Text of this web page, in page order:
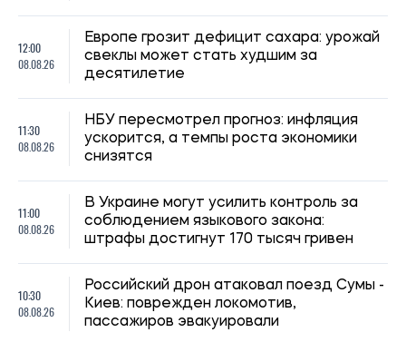
12:00
08.08.26
Европе грозит дефицит сахара: урожай
свеклы может стать худшим за
десятилетие
11:30
08.08.26
НБУ пересмотрел прогноз: инфляция
ускорится, а темпы роста экономики
снизятся
11:00
08.08.26
В Украине могут усилить контроль за
соблюдением языкового закона:
штрафы достигнут 170 тысяч гривен
10:30
08.08.26
Российский дрон атаковал поезд Сумы -
Киев: поврежден локомотив,
пассажиров эвакуировали